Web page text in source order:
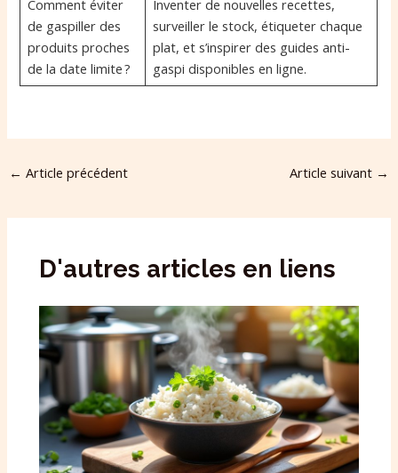
Comment éviter
de gaspiller des
produits proches
de la date limite ?
Inventer de nouvelles recettes,
surveiller le stock, étiqueter chaque
plat, et s’inspirer des guides anti-
gaspi disponibles en ligne.
← Article précédent Article suivant →
D'autres articles en liens